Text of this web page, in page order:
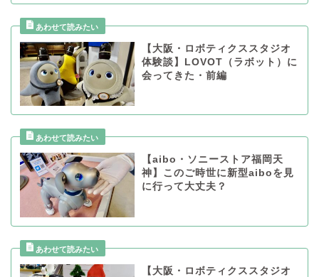
【大阪・ロボティクススタジオ
体験談】LOVOT（ラボット）に
会ってきた・前編
【aibo・ソニーストア福岡天
神】このご時世に新型aiboを見
に行って大丈夫？
【大阪・ロボティクススタジオ